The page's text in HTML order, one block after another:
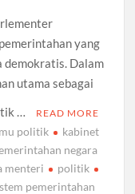
yang
demokratis. Dalam
utama sebagai
…
READ MORE
politik
kabinet
negara
menteri
politik
pemerintahan